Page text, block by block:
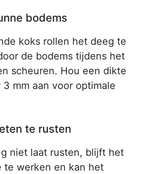
bodems
koks rollen het deeg te
de bodems tijdens het
scheuren. Hou een dikte
mm aan voor optimale
te rusten
niet laat rusten, blijft het
te werken en kan het